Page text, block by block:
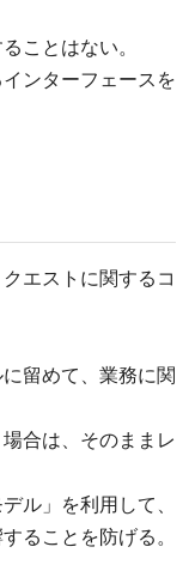
ことはない。
ンターフェースを
エストに関するコ
留めて、業務に関
合は、そのままレ
ル」を利用して、
ることを防げる。